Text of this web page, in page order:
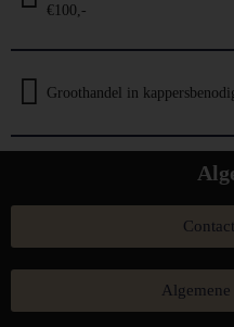
€100,-
Groothandel in